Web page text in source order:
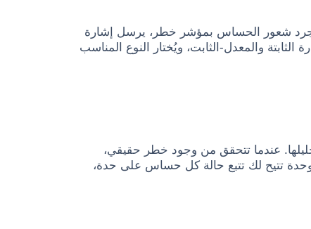
شعور الحساس بمؤشر خطر، يرسل إشارة
والمعدل-الثابت، ويُختار النوع المناسب
عندما تتحقق من وجود خطر حقيقي،
تتيح لك تتبع حالة كل حساس على حدة،